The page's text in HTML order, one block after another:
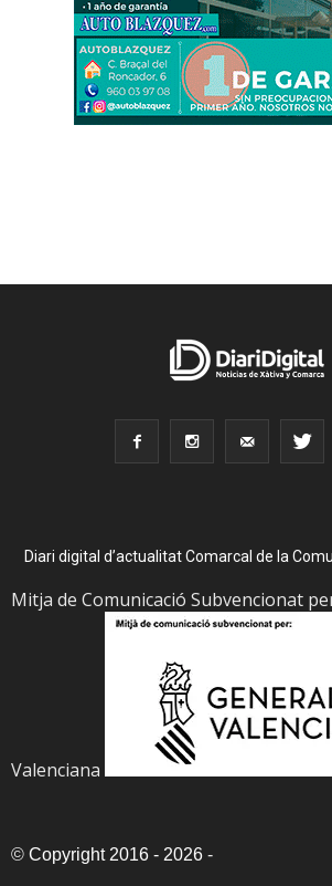
Diari digital d’actualitat Comarcal de la
Mitja de Comunicació Subvencionat
Valenciana
© Copyright 2016 - 2026 -